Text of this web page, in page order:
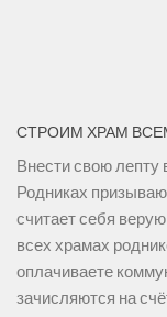
СТРОИМ ХРАМ
Внести свою лепту
Родниках
считает себя
всех храмах
оплачиваете
зачисляются на